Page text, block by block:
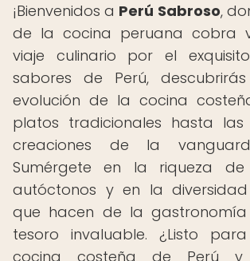
¡Bienvenidos a Perú Sabroso,
de la cocina peruana cobra
viaje culinario por el
sabores de Perú,
evolución de la cocina
platos tradicionales hasta las
creaciones de la
Sumérgete en la riqueza de
autóctonos y en la
que hacen de la
tesoro invaluable. ¿Listo
cocina costeña de Perú